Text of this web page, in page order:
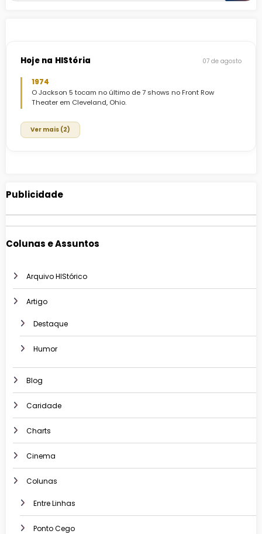
Hoje na HIStória 07 de agosto
1974
O Jackson 5 tocam no último de 7 shows no Front Row
Theater em Cleveland, Ohio.
Ver mais (2)
Publicidade
Colunas e Assuntos
Arquivo HIStórico
Artigo
Destaque
Humor
Blog
Caridade
Charts
Cinema
Colunas
Entre Linhas
Ponto Cego